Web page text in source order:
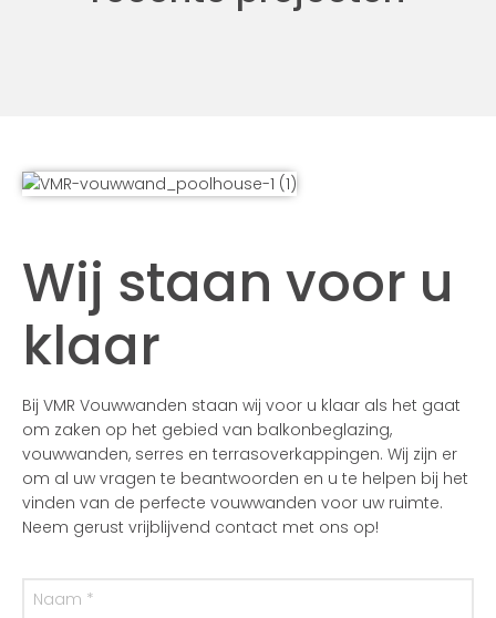
Wij staan voor u
klaar
Bij VMR Vouwwanden staan wij voor u klaar als het gaat
om zaken op het gebied van balkonbeglazing,
vouwwanden, serres en terrasoverkappingen. Wij zijn er
om al uw vragen te beantwoorden en u te helpen bij het
vinden van de perfecte vouwwanden voor uw ruimte.
Neem gerust vrijblijvend contact met ons op!